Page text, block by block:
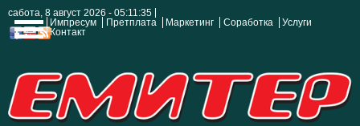
сабота, 8 август 2026 - 05:11:35
Импресум
Претплата Маркетинг Соработка
Услуги
Контакт